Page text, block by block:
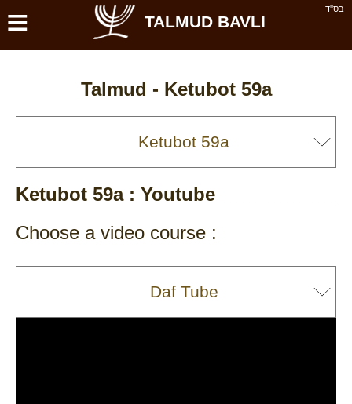
בס''ד ≡ TALMUD BAVLI
Talmud - Ketubot 59a
Ketubot 59a: Youtube
Choose a video course :